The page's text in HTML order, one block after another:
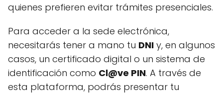
quienes prefieren evitar trámites presenciales.
Para acceder a la sede electrónica,
necesitarás tener a mano tu DNI y, en algunos
casos, un certificado digital o un sistema de
identificación como Cl@ve PIN. A través de
esta plataforma, podrás presentar tu